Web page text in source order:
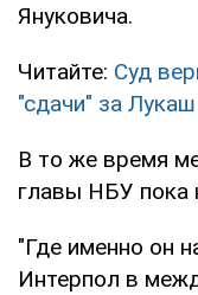
Януковича.
Читайте: Суд
"сдачи" за Лукаш
В то же время
главы НБУ пока
"Где именно он
Интерпол в